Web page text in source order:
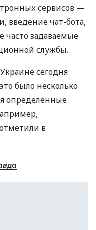
сервисов —
введение чат-бота,
часто задаваемые
службы.
сегодня
было несколько
определенные
в